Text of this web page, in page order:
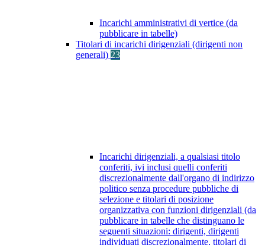
Incarichi amministrativi di vertice (da
pubblicare in tabelle)
Titolari di incarichi dirigenziali (dirigenti non
generali) 23
Incarichi dirigenziali, a qualsiasi titolo
conferiti, ivi inclusi quelli conferiti
discrezionalmente dall'organo di indirizzo
politico senza procedure pubbliche di
selezione e titolari di posizione
organizzativa con funzioni dirigenziali (da
pubblicare in tabelle che distinguano le
seguenti situazioni: dirigenti, dirigenti
individuati discrezionalmente, titolari di